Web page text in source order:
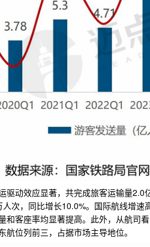
驱动效应显著，共完成旅客运输量
次，同比增长10.0%。国际航线增
和客座率均显著提高。此外，从航司
位列前三，占据市场主导地位。